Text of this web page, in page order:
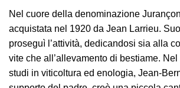
Nel cuore della denominazione
acquistata nel 1920 da Jean Larrieu.
proseguì l’attività, dedicandosi sia alla
vite che all’allevamento di bestiame.
studi in viticoltura ed enologia, Jean-